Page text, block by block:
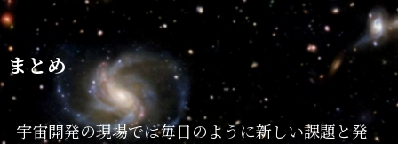
まとめ
宇宙開発の現場では毎日のように新しい課題と発